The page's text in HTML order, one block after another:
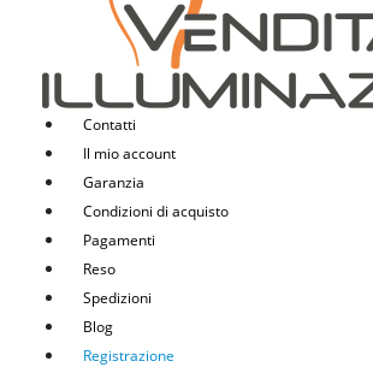
Contatti
Il mio account
Garanzia
Condizioni di acquisto
Pagamenti
Reso
Spedizioni
Blog
Registrazione